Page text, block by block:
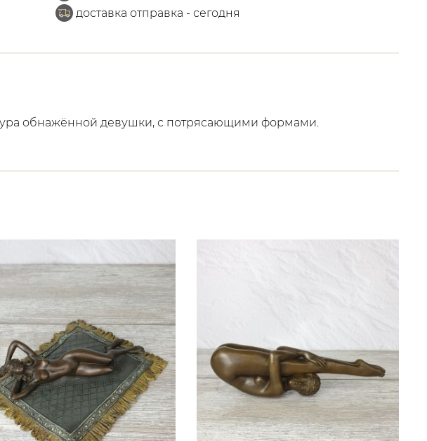
доставка отправка - сегодня
обнажённой девушки, с потрясающими формами.